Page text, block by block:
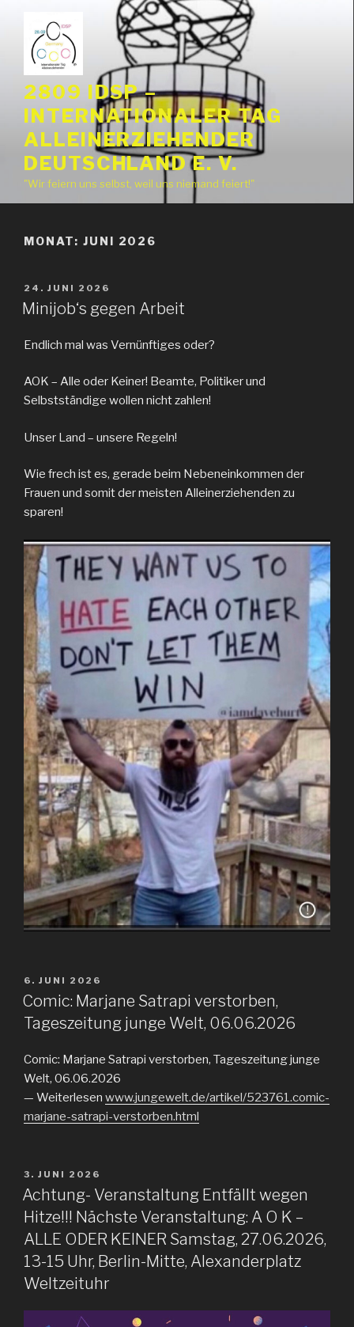
springen
2809 IDSP –
INTERNATIONALER TAG
ALLEINERZIEHENDER
DEUTSCHLAND E. V.
"Wir feiern uns selbst, weil uns niemand feiert!"
MONAT: JUNI 2026
VERÖFFENTLICHT
AM
24. JUNI 2026
Minijob‘s gegen Arbeit
Endlich mal was Vernünftiges oder?
AOK – Alle oder Keiner! Beamte, Politiker und
Selbstständige wollen nicht zahlen!
Unser Land – unsere Regeln!
Wie frech ist es, gerade beim Nebeneinkommen der
Frauen und somit der meisten Alleinerziehenden zu
sparen!
VERÖFFENTLICHT
AM
6. JUNI 2026
Comic: Marjane Satrapi verstorben,
Tageszeitung junge Welt, 06.06.2026
Comic: Marjane Satrapi verstorben, Tageszeitung junge
Welt, 06.06.2026
— Weiterlesen www.jungewelt.de/artikel/523761.comic-
marjane-satrapi-verstorben.html
VERÖFFENTLICHT
AM
3. JUNI 2026
Achtung- Veranstaltung Entfällt wegen
Hitze!!! Nächste Veranstaltung: A O K –
ALLE ODER KEINER Samstag, 27.06.2026,
13-15 Uhr, Berlin-Mitte, Alexanderplatz
Weltzeituhr